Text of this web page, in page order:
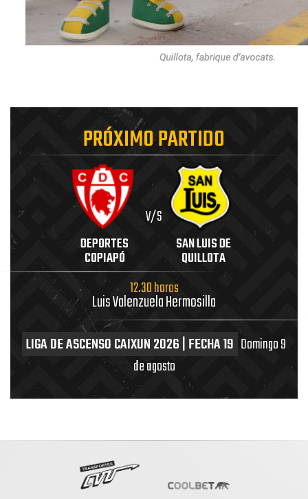
PRÓXIMO PARTIDO
DEPORTES
COPIAPÓ
V/S
SAN LUIS DE
QUILLOTA
12.30 horas
Luis Valenzuela Hermosilla
LIGA DE ASCENSO CAIXUN 2026 | FECHA 19 Domingo 9
de agosto